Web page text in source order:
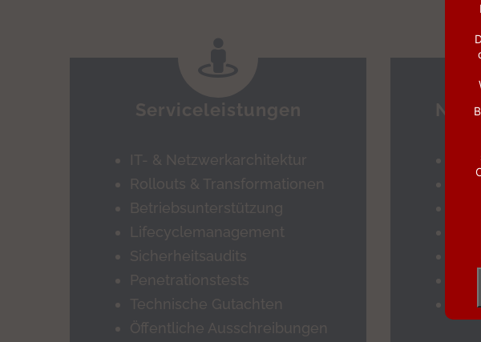
Serviceleistungen
IT- & Netzwerkarchitektur
Rollouts & Transformationen
Betriebsunterstützung
Lifecyclemanagement
Sicherheitsaudits
Penetrationstests
Technische Gutachten
Öffentliche Ausschreibungen
5G